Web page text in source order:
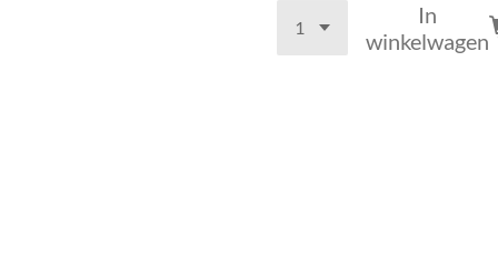
In
winkelwagen